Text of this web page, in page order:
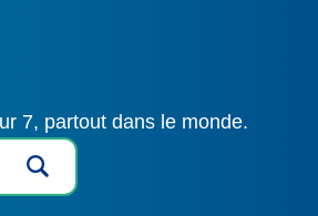
7, partout dans le monde.